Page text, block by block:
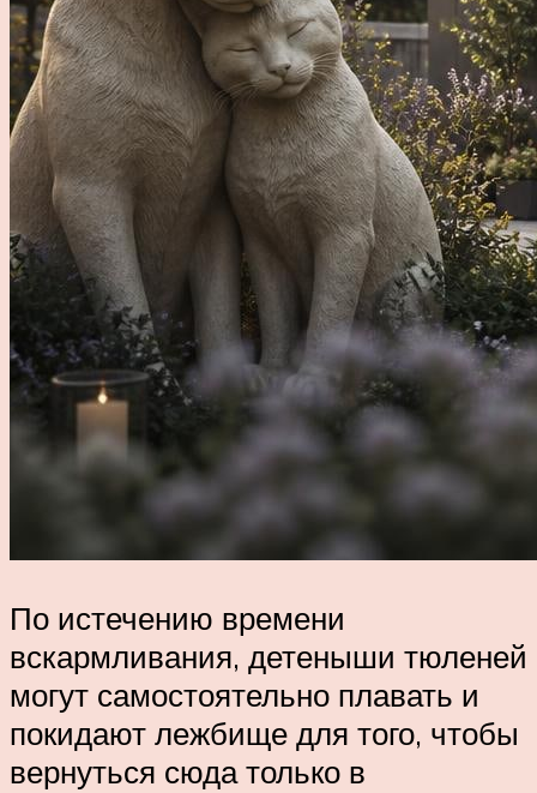
По истечению времени
вскармливания, детеныши тюленей
могут самостоятельно плавать и
покидают лежбище для того, чтобы
вернуться сюда только в